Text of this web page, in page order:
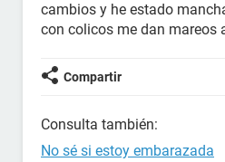
cambios y he estado
con colicos me dan mareos
Compartir
Consulta también:
No sé si estoy embarazada